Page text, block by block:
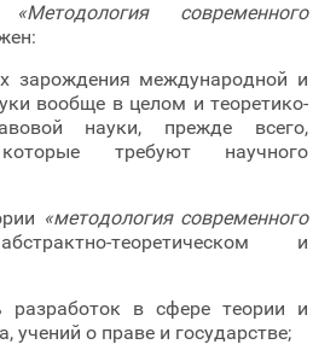
«Методология современного
зарождения международной и
вообще в целом и теоретико-
науки, прежде всего,
требуют научного
«методология современного
теоретическом и
разработок в сфере теории и
учений о праве и государстве;